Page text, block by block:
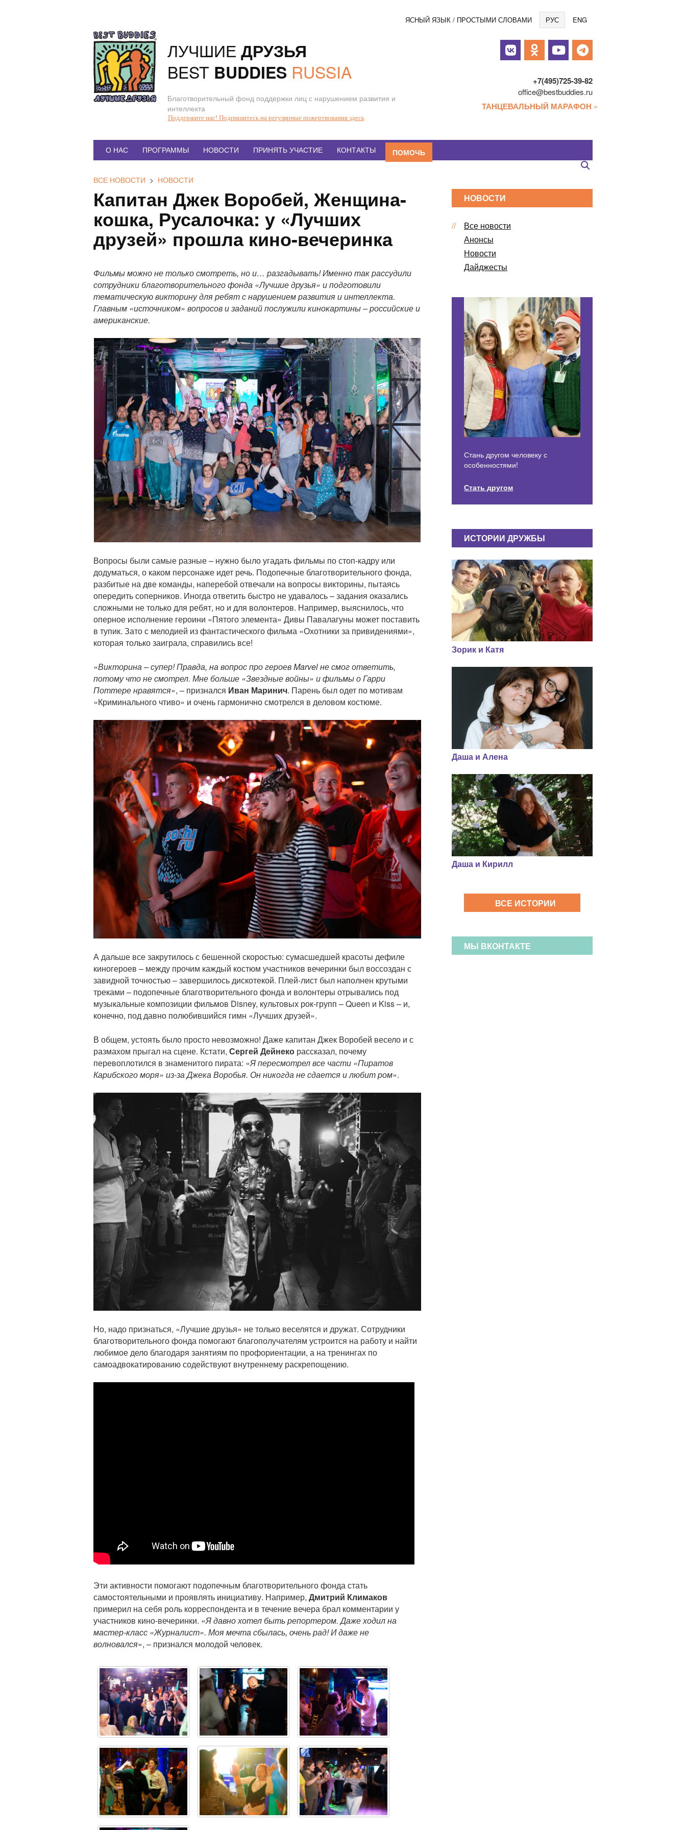
к
содержанию
ЯСНЫЙ ЯЗЫК / ПРОСТЫМИ СЛОВАМИ РУС ENG
ЛУЧШИЕ ДРУЗЬЯ
BEST BUDDIES RUSSIA
Благотворительный фонд поддержки лиц с нарушением развития и
интеллекта
+7(495)725-39-82
office@bestbuddies.ru
ТАНЦЕВАЛЬНЫЙ МАРАФОН »
Поддержите нас! Подпишитесь на регулярные пожертвования здесь
Главное
О НАС ПРОГРАММЫ НОВОСТИ ПРИНЯТЬ УЧАСТИЕ КОНТАКТЫ ПОМОЧЬ
ВСЕ НОВОСТИ > НОВОСТИ
Капитан Джек Воробей, Женщина-
кошка, Русалочка: у «Лучших
друзей» прошла кино-вечеринка
л
н
ы
й
т
е
к
с
т
п
ц
и
и
Фильмы можно не только смотреть, но и… разгадывать! Именно так рассудили
сотрудники благотворительного фонда «Лучшие друзья» и подготовили
тематическую викторину для ребят с нарушением развития и интеллекта.
Главным «источником» вопросов и заданий послужили кинокартины – российские и
американские.
Вопросы были самые разные – нужно было угадать фильмы по стоп-кадру или
додуматься, о каком персонаже идет речь. Подопечные благотворительного фонда,
разбитые на две команды, наперебой отвечали на вопросы викторины, пытаясь
опередить соперников. Иногда ответить быстро не удавалось – задания оказались
сложными не только для ребят, но и для волонтеров. Например, выяснилось, что
оперное исполнение героини «Пятого элемента» Дивы Павалагуны может поставить
в тупик. Зато с мелодией из фантастического фильма «Охотники за привидениями»,
которая только заиграла, справились все!
«Викторина – супер! Правда, на вопрос про героев Marvel не смог ответить,
потому что не смотрел. Мне больше «Звездные войны» и фильмы о Гарри
Поттере нравятся», – признался Иван Маринич. Парень был одет по мотивам
«Криминального чтиво» и очень гармонично смотрелся в деловом костюме.
А дальше все закрутилось с бешенной скоростью: сумасшедшей красоты дефиле
киногероев – между прочим каждый костюм участников вечеринки был воссоздан с
завидной точностью – завершилось дискотекой. Плей-лист был наполнен крутыми
треками – подопечные благотворительного фонда и волонтеры отрывались под
музыкальные композиции фильмов Disney, культовых рок-групп – Queen и Kiss – и,
конечно, под давно полюбившийся гимн «Лучших друзей».
В общем, устоять было просто невозможно! Даже капитан Джек Воробей весело и с
размахом прыгал на сцене. Кстати, Сергей Дейнеко рассказал, почему
перевоплотился в знаменитого пирата: «Я пересмотрел все части «Пиратов
Карибского моря» из-за Джека Воробья. Он никогда не сдается и любит ром».
Но, надо признаться, «Лучшие друзья» не только веселятся и дружат. Сотрудники
благотворительного фонда помогают благополучателям устроится на работу и найти
любимое дело благодаря занятиям по профориентации, а на тренингах по
самоадвокатированию содействуют внутреннему раскрепощению.
Эти активности помогают подопечным благотворительного фонда стать
самостоятельными и проявлять инициативу. Например, Дмитрий Климаков
примерил на себя роль корреспондента и в течение вечера брал комментарии у
участников кино-вечеринки. «Я давно хотел быть репортером. Даже ходил на
мастер-класс «Журналист». Моя мечта сбылась, очень рад! И даже не
волновался», – признался молодой человек.
НОВОСТИ
Все новости
Анонсы
Новости
Дайджесты
Стань другом человеку с
особенностями!
Стать другом
ИСТОРИИ ДРУЖБЫ
Зорик и Катя
Даша и Алена
Даша и Кирилл
ВСЕ ИСТОРИИ
МЫ ВКОНТАКТЕ